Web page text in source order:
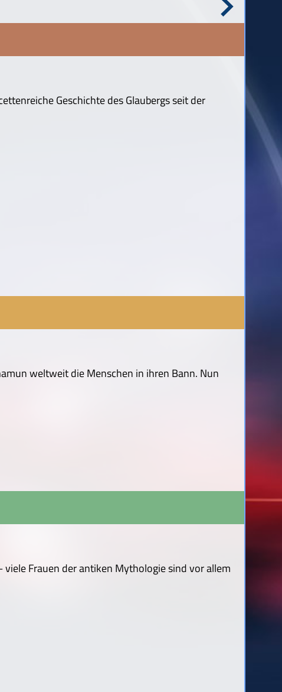
Geschichte des Glaubergs seit der
weltweit die Menschen in ihren Bann. Nun
Frauen der antiken Mythologie sind vor allem